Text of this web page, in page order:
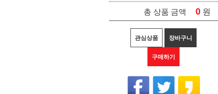
총 상품 금액 0 원
관심상품 장바구니
구매하기